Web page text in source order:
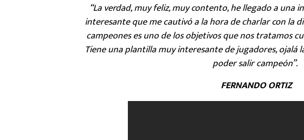
“La verdad, muy feliz, muy contento, he llegado a
interesante que me cautivó a la hora de charlar con la
campeones es uno de los objetivos que nos tratamos
Tiene una plantilla muy interesante de jugadores, ojalá
poder salir campeón”.
FERNANDO ORTIZ